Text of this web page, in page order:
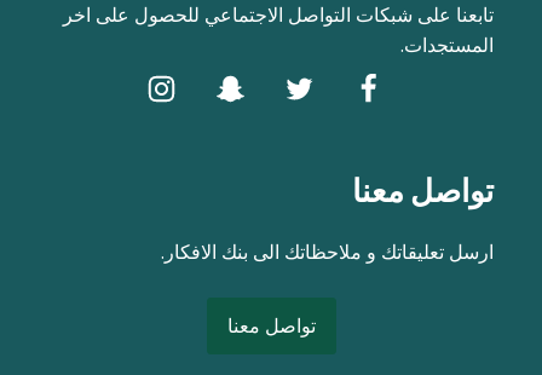
تابعنا على شبكات التواصل الاجتماعي للحصول على اخر
المستجدات.
تواصل معنا
ارسل تعليقاتك و ملاحظاتك الى بنك الافكار.
تواصل معنا